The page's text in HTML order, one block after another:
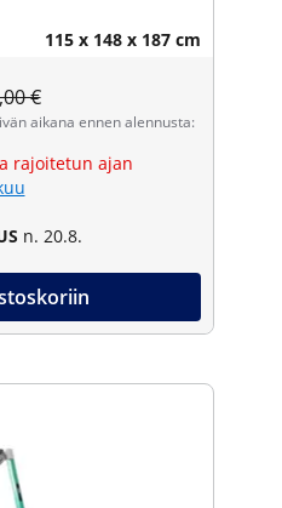
115 x 148 x 187 cm
€
aikana ennen alennusta:
rajoitetun ajan
n. 20.8.